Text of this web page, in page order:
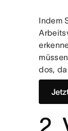
Indem
dos,
2.